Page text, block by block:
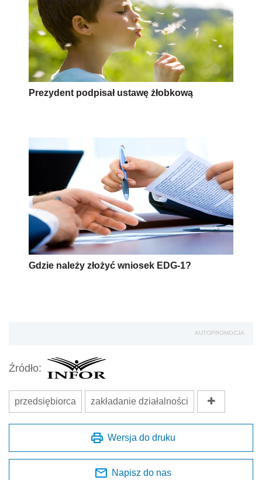
Prezydent podpisał ustawę żłobkową
Gdzie należy złożyć wniosek EDG-1?
AUTOPROMOCJA
Źródło:
przedsiębiorca zakładanie działalności
Wersja do druku
Napisz do nas